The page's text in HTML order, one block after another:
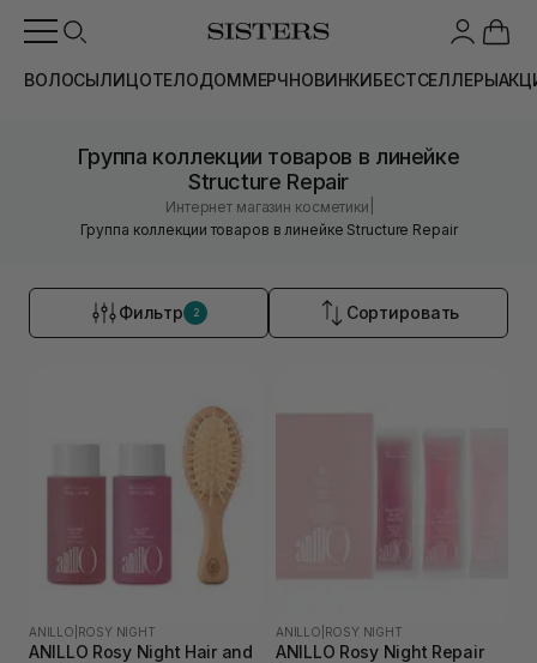
ВОЛОСЫЛИЦОТЕЛОДОММЕРЧНОВИНКИБЕСТСЕЛЛЕРЫ
Группа коллекции товаров в линейке
Structure Repair
Интернет магазин косметики
Группа коллекции товаров в линейке Structure Repair
Фильтр 2 Сортировать
ANILLO ROSY NIGHT
ANILLO Rosy Night Hair and
ANILLO ROSY NIGHT
ANILLO Rosy Night Repair